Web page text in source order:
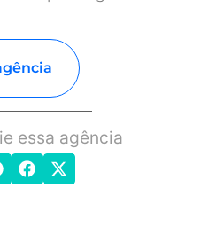
essa agência